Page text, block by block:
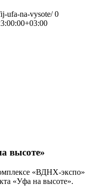
ufa-na-vysote/ 0
высоте»
«ВДНХ-экспо»
«Уфа на высоте».